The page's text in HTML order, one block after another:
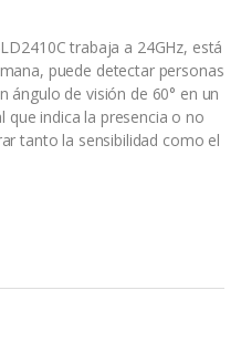
trabaja a 24GHz, está
puede detectar personas
de visión de 60° en un
que indica la presencia o no
tanto la sensibilidad como el